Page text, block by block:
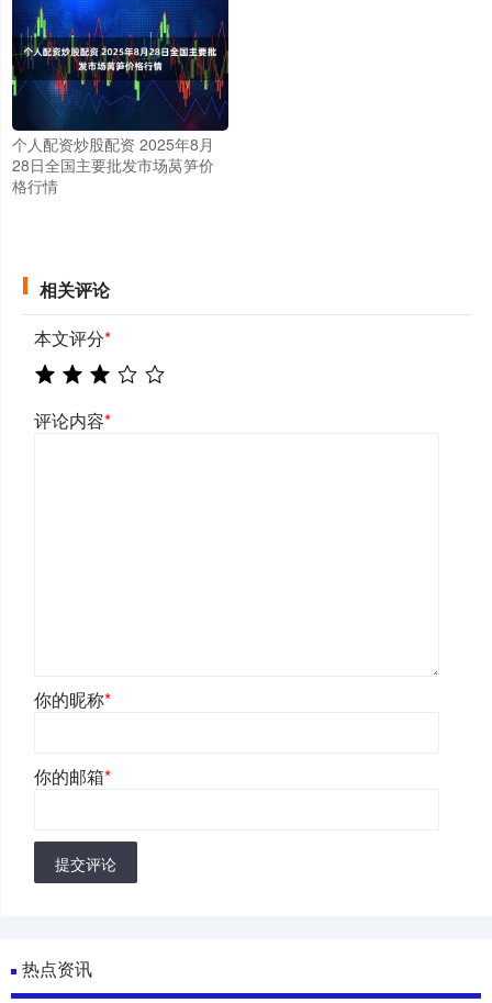
个人配资炒股配资 2025年8月
28日全国主要批发市场莴笋价
格行情
相关评论
本文评分*
评论内容*
你的昵称*
你的邮箱*
提交评论
热点资讯